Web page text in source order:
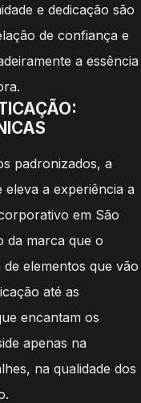
e dedicação são
de confiança e
a essência
padronizados, a
a experiência a
em São
da marca que o
elementos que vão
até as
encantam os
apenas na
na qualidade dos